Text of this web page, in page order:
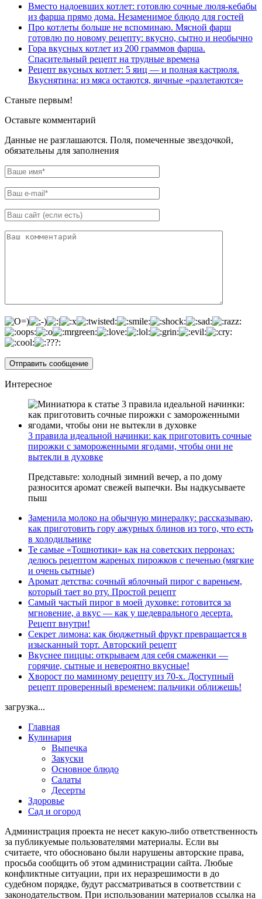
Вместо надоевших котлет: готовлю сочные люля-кебабы
из фарша прямо дома. Незаменимое блюдо для гостей
Про котлеты больше не вспоминаю. Мясной фарш
готовлю по новому рецепту: вкусно, сытно и необычно
Гора вкусных котлет из 200 граммов фарша.
Спасительный рецепт на трудные времена
Рецепт вкусных котлет: 5 яиц — и полная кастрюля.
Вкуснятина: из мяса остаются, яичные «разлетаются»
Станьте первым!
Оставьте комментарий
Данные не разглашаются. Поля, помеченные звездочкой,
обязательны для заполнения
Интересное
3 правила идеальной начинки: как приготовить сочные
пирожки с замороженными ягодами, чтобы они не
вытекли в духовке
Представьте: холодный зимний вечер, а по дому
разносится аромат свежей выпечки. Вы надкусываете
пыш
Заменила молоко на обычную минералку: рассказываю,
как приготовить гору ажурных блинов из того, что есть
в холодильнике
Те самые «Тошнотики» как на советских перронах:
делюсь рецептом жареных пирожков с печенью (мягкие
и очень сытные)
Аромат детства: сочный яблочный пирог с вареньем,
который тает во рту. Простой рецепт
Самый частый пирог в моей духовке: готовится за
мгновение, а вкус — как у шедеврального десерта.
Рецепт внутри!
Секрет лимона: как бюджетный фрукт превращается в
изысканный торт. Авторский рецепт
Вкуснее пиццы: открываем для себя смаженки —
горячие, сытные и невероятно вкусные!
Хворост по маминому рецепту из 70-х. Доступный
рецепт проверенный временем: пальчики оближешь!
загрузка...
Главная
Кулинария
Выпечка
Закуски
Основное блюдо
Салаты
Десерты
Здоровье
Сад и огород
Администрация проекта не несет какую-либо ответственность
за публикуемые пользователями материалы. Если вы
считаете, что обосновано были нарушены авторские права,
просьба сообщить об этом администрации сайта. Любые
конфликтные ситуации, при их неразрешимости в до
судебном порядке, будут рассматриваться в соответствии с
законодательством. При использовании материалов ссылка на